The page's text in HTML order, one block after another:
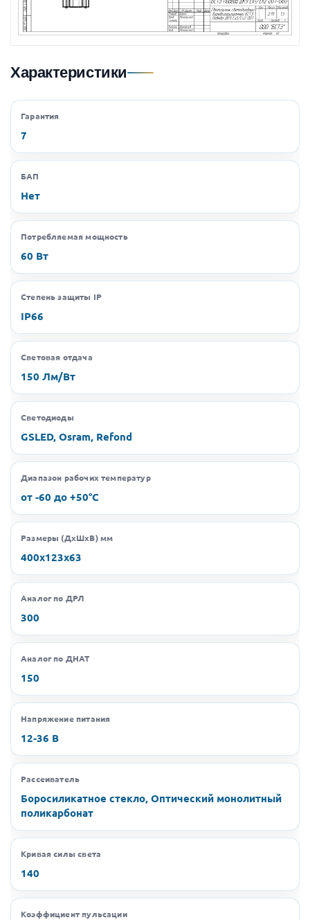
Характеристики
Гарантия
7
БАП
Нет
Потребляемая мощность
60 Вт
Степень защиты IP
IP66
Световая отдача
150 Лм/Вт
Светодиоды
GSLED, Osram, Refond
Диапазон рабочих температур
от -60 до +50°C
Размеры (ДхШхВ) мм
400х123х63
Аналог по ДРЛ
300
Аналог по ДНАТ
150
Напряжение питания
12-36 В
Рассеиватель
Боросиликатное стекло, Оптический монолитный
поликарбонат
Кривая силы света
140
Коэффициент пульсации